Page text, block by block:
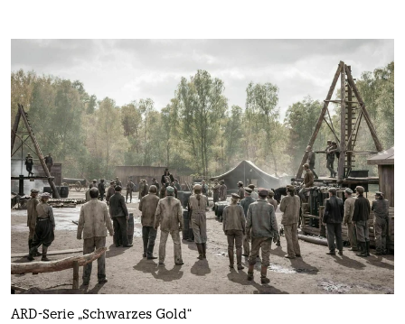
ARD-Serie „Schwarzes Gold“